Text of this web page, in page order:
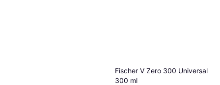
Fischer V Zero 300 Universal
300 ml